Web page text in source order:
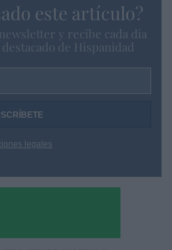
este artículo?
y recibe cada dia
de Hispanidad
legales